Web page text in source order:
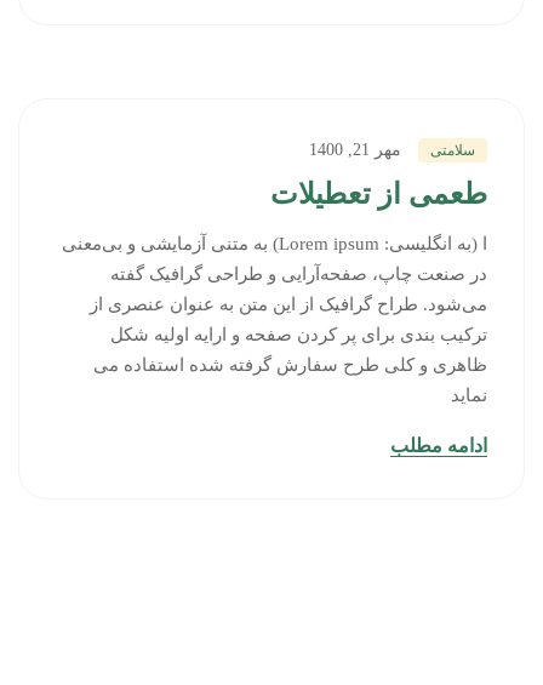
سلامتی مهر 21, 1400
طعمی از تعطیلات
ا (به انگلیسی: Lorem ipsum) به متنی آزمایشی و بی‌معنی
در صنعت چاپ، صفحه‌آرایی و طراحی گرافیک گفته
می‌شود. طراح گرافیک از این متن به عنوان عنصری از
ترکیب بندی برای پر کردن صفحه و ارایه اولیه شکل
ظاهری و کلی طرح سفارش گرفته شده استفاده می
نماید
ادامه مطلب